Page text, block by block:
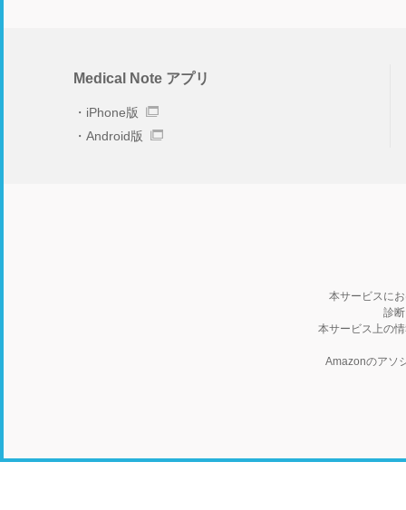
Medical Note アプリ
iPhone版
Android版
本サービスに
診
本サービス上の
Amazonのアソ